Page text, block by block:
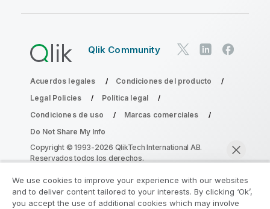
Qlik Community
Acuerdos legales
Condiciones del producto
Legal Policies
Política legal
Condiciones de uso
Marcas comerciales
Do Not Share My Info
Copyright © 1993-2026 QlikTech International AB.
Reservados todos los derechos.
Únase al Programa de modernización de
We use cookies to improve your experience with our websites
and to deliver content tailored to your interests. By clicking ‘Ok’,
you accept the use of additional cookies which may involve